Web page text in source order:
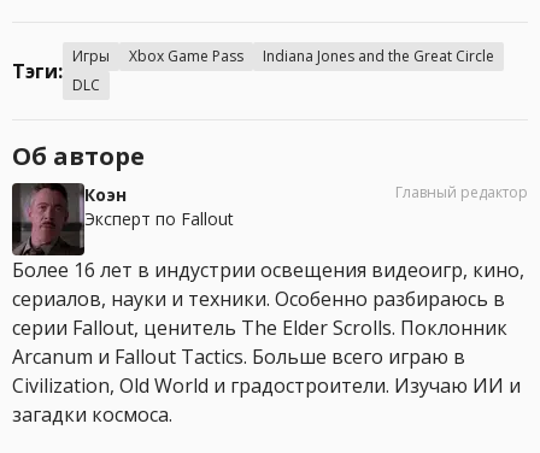
Тэги:
Игры Xbox Game Pass
Indiana Jones and the Great Circle
DLC
Об авторе
Коэн
Эксперт по Fallout
Главный редактор
Более 16 лет в индустрии освещения видеоигр, кино,
сериалов, науки и техники. Особенно разбираюсь в
серии Fallout, ценитель The Elder Scrolls. Поклонник
Arcanum и Fallout Tactics. Больше всего играю в
Civilization, Old World и градостроители. Изучаю ИИ и
загадки космоса.